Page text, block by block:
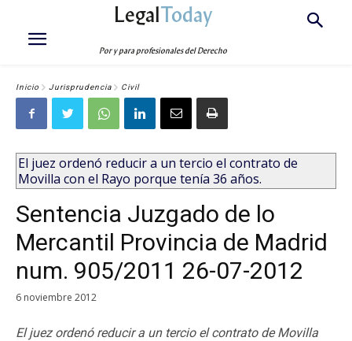
LegalToday
Por y para profesionales del Derecho
Inicio Jurisprudencia Civil
El juez ordenó reducir a un tercio el contrato de
Movilla con el Rayo porque tenía 36 años.
Sentencia Juzgado de lo
Mercantil Provincia de Madrid
num. 905/2011 26-07-2012
6 noviembre 2012
El juez ordenó reducir a un tercio el contrato de Movilla